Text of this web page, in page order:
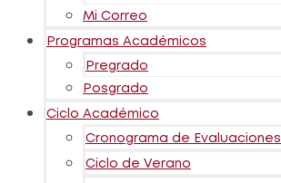
Mi Correo
Programas Académicos
Pregrado
Posgrado
Ciclo Académico
Cronograma de Evaluaciones
Ciclo de Verano